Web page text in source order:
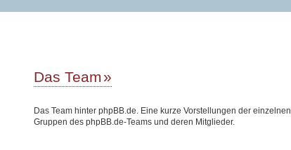
Das Team
Das Team hinter phpBB.de. Eine kurze Vorstellungen der einzelnen
Gruppen des phpBB.de-Teams und deren Mitglieder.